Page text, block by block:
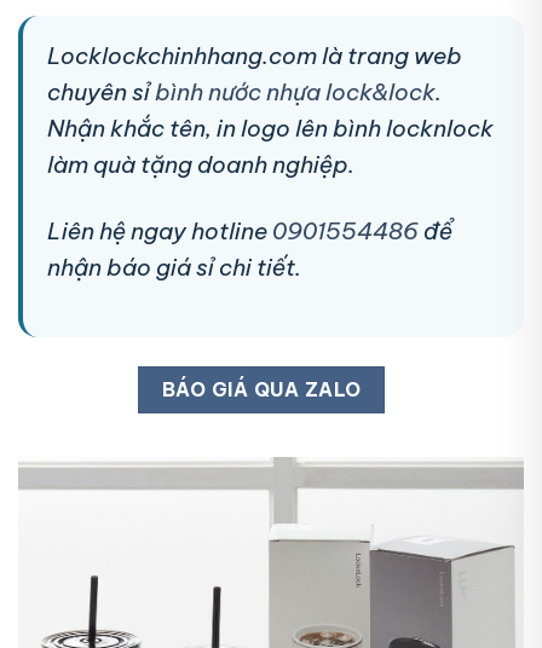
Locklockchinhhang.com là trang web
chuyên sỉbình nước nhựa lock&lock.
Nhận khắc tên, in logo lên bình locknlock
làm quà tặng doanh nghiệp.
Liên hệ ngay hotline 0901554486 để
nhận báo giá sỉ chi tiết.
BÁO GIÁ QUA ZALO